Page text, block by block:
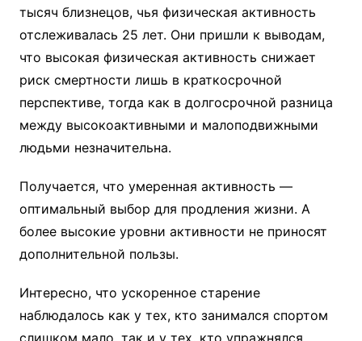
тысяч близнецов, чья физическая активность
отслеживалась 25 лет. Они пришли к выводам,
что высокая физическая активность снижает
риск смертности лишь в краткосрочной
перспективе, тогда как в долгосрочной разница
между высокоактивными и малоподвижными
людьми незначительна.
Получается, что умеренная активность —
оптимальный выбор для продления жизни. А
более высокие уровни активности не приносят
дополнительной пользы.
Интересно, что ускоренное старение
наблюдалось как у тех, кто занимался спортом